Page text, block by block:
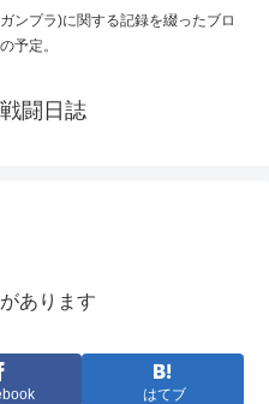
ンプラ)に関する記録を綴ったブロ
予定。
闘日誌
あります
はてブ